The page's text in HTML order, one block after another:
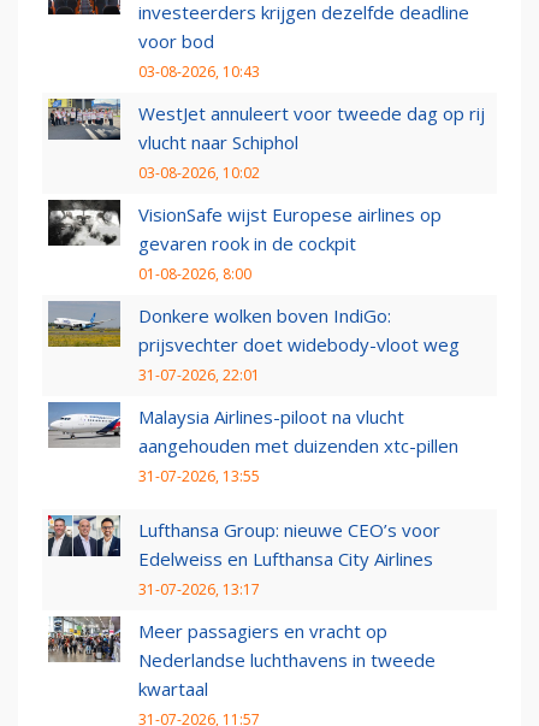
investeerders krijgen dezelfde deadline
voor bod
03-08-2026, 10:43
WestJet annuleert voor tweede dag op rij
vlucht naar Schiphol
03-08-2026, 10:02
VisionSafe wijst Europese airlines op
gevaren rook in de cockpit
01-08-2026, 8:00
Donkere wolken boven IndiGo:
prijsvechter doet widebody-vloot weg
31-07-2026, 22:01
Malaysia Airlines-piloot na vlucht
aangehouden met duizenden xtc-pillen
31-07-2026, 13:55
Lufthansa Group: nieuwe CEO’s voor
Edelweiss en Lufthansa City Airlines
31-07-2026, 13:17
Meer passagiers en vracht op
Nederlandse luchthavens in tweede
kwartaal
31-07-2026, 11:57